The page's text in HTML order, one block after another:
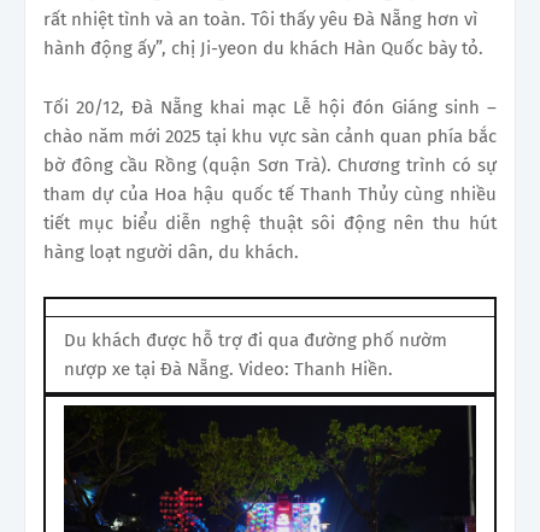
rất nhiệt tình và an toàn. Tôi thấy yêu Đà Nẵng hơn vì
hành động ấy”, chị Ji-yeon du khách Hàn Quốc bày tỏ.
Tối 20/12, Đà Nẵng khai mạc Lễ hội đón Giáng sinh –
chào năm mới 2025 tại khu vực sàn cảnh quan phía bắc
bờ đông cầu Rồng (quận Sơn Trà). Chương trình có sự
tham dự của Hoa hậu quốc tế Thanh Thủy cùng nhiều
tiết mục biểu diễn nghệ thuật sôi động nên thu hút
hàng loạt người dân, du khách.
Du khách được hỗ trợ đi qua đường phố nườm
nượp xe tại Đà Nẵng. Video: Thanh Hiền.